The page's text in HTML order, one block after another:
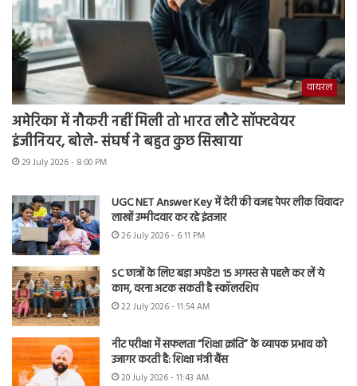
वायरल
अमेरिका में नौकरी नहीं मिली तो भारत लौटे सॉफ्टवेयर
इंजीनियर, बोले- संघर्ष ने बहुत कुछ सिखाया
29 July 2026 - 8:00 PM
UGC NET Answer Key में देरी की वजह पेपर लीक विवाद?
लाखों उम्मीदवार कर रहे इंतजार
26 July 2026 - 6:11 PM
SC छात्रों के लिए बड़ा अपडेट! 15 अगस्त से पहले कर लें ये
काम, वरना अटक सकती है स्कॉलरशिप
22 July 2026 - 11:54 AM
नीट परीक्षा में सफलता “शिक्षा क्रांति” के व्यापक प्रभाव को
उजागर करती है: शिक्षा मंत्री बैंस
20 July 2026 - 11:43 AM